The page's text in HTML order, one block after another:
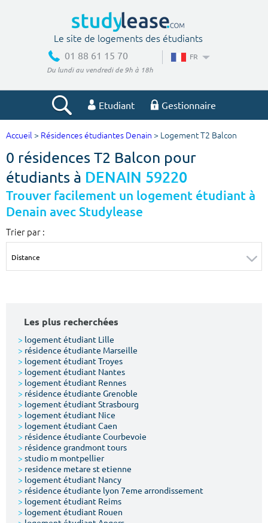
Le site de logements des étudiants
01 88 61 15 70
Du lundi au vendredi de 9h à 18h
FR
Etudiant Gestionnaire
Votre recherche
Ville, école
Type de location
Votre date d'entrée
Accueil > Résidences étudiantes Denain > Logement T2 Balcon
0 résidences T2 Balcon pour
étudiants à DENAIN 59220
Trouver facilement un logement étudiant à
Denain avec Studylease
Trier par :
Les plus recherchées
> logement étudiant Lille
> résidence étudiante Marseille
> logement étudiant Troyes
> logement étudiant Nantes
> logement étudiant Rennes
> résidence étudiante Grenoble
> logement étudiant Strasbourg
> logement étudiant Nice
> logement étudiant Caen
> résidence étudiante Courbevoie
> résidence grandmont tours
> studio m montpellier
> residence metare st etienne
> logement étudiant Nancy
> résidence étudiante lyon 7eme arrondissement
> logement étudiant Reims
> logement étudiant Rouen